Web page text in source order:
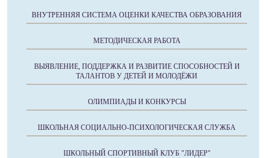
ВНУТРЕННЯЯ СИСТЕМА ОЦЕНКИ КАЧЕСТВА ОБРАЗОВАНИЯ
МЕТОДИЧЕСКАЯ РАБОТА
ВЫЯВЛЕНИЕ, ПОДДЕРЖКА И РАЗВИТИЕ СПОСОБНОСТЕЙ И
ТАЛАНТОВ У ДЕТЕЙ И МОЛОДЁЖИ
ОЛИМПИАДЫ И КОНКУРСЫ
ШКОЛЬНАЯ СОЦИАЛЬНО-ПСИХОЛОГИЧЕСКАЯ СЛУЖБА
ШКОЛЬНЫЙ СПОРТИВНЫЙ КЛУБ "ЛИДЕР"